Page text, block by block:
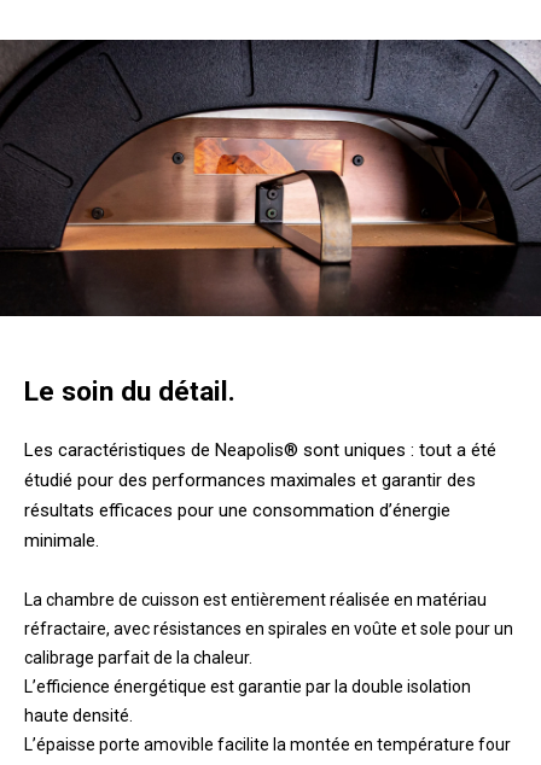
Le soin du détail.
Les caractéristiques de Neapolis® sont uniques : tout a été
étudié pour des performances maximales et garantir des
résultats efficaces pour une consommation d’énergie
minimale.
La chambre de cuisson est entièrement réalisée en matériau
réfractaire, avec résistances en spirales en voûte et sole pour un
calibrage parfait de la chaleur.
L’efficience énergétique est garantie par la double isolation
haute densité.
L’épaisse porte amovible facilite la montée en température four